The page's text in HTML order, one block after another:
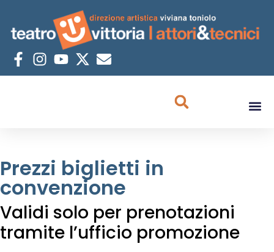
Prezzi biglietti in
convenzione
Validi solo per prenotazioni
tramite l’ufficio promozione